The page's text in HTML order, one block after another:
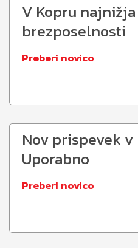
V Kopru
brezposelnosti
Preberi novico
Nov prispevek
Uporabno
Preberi novico